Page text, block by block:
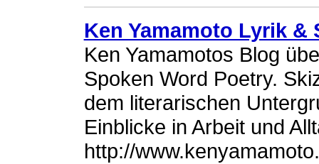
Ken Yamamoto Lyrik &
Ken Yamamotos Blog
Spoken Word Poetry.
dem literarischen
Einblicke in Arbeit und
http://